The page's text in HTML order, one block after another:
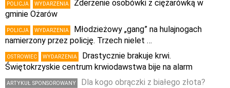
POLICJA WYDARZENIA
Zderzenie osobówki z ciężarówką w
gminie Ożarów
POLICJA WYDARZENIA
Młodzieżowy „gang” na hulajnogach
namierzony przez policję. Trzech nielet …
OSTROWIEC WYDARZENIA
Drastycznie brakuje krwi.
Świętokrzyskie centrum krwiodawstwa bije na alarm
ARTYKUŁ SPONSOROWANY
Dla kogo obrączki z białego złota?